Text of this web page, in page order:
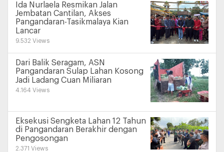
Ida Nurlaela Resmikan Jalan
Jembatan Cantilan, Akses
Pangandaran-Tasikmalaya Kian
Lancar
9.532 Views
Dari Balik Seragam, ASN
Pangandaran Sulap Lahan Kosong
Jadi Ladang Cuan Miliaran
4.164 Views
Eksekusi Sengketa Lahan 12 Tahun
di Pangandaran Berakhir dengan
Pengosongan
2.371 Views